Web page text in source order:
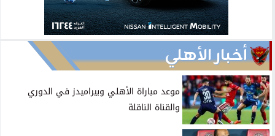
أخبار الأهلي
موعد مباراة الأهلي وبيراميدز في الدوري
والقناة الناقلة